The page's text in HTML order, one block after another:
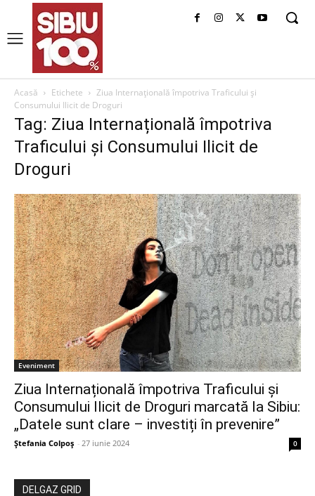
Acasă Etichete
Ziua Internațională împotriva Traficului și
Consumului Ilicit de Droguri
Tag: Ziua Internațională împotriva
Traficului și Consumului Ilicit de
Droguri
Eveniment
Ziua Internațională împotriva Traficului și
Consumului Ilicit de Droguri marcată la Sibiu:
„Datele sunt clare – investiți în prevenire”
Ștefania Colpoș - 27 iunie 2024 0
DELGAZ GRID